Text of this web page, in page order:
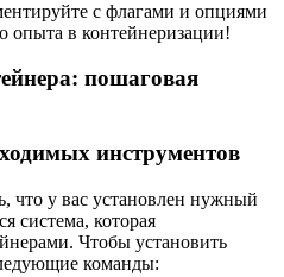
с флагами и опциями
опыта в контейнеризации!
пошаговая
инструментов
что у вас установлен нужный
система, которая
Чтобы установить
команды: